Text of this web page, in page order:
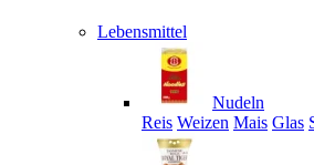
Lebensmittel
Nudeln
Reis Weizen Mais Glas